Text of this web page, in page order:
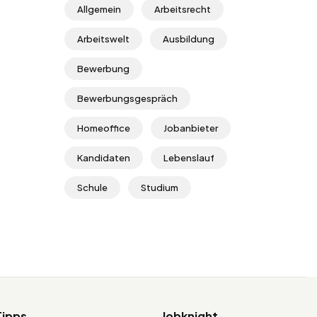
Allgemein Arbeitsrecht
Arbeitswelt Ausbildung
Bewerbung
Bewerbungsgespräch
Homeoffice Jobanbieter
Kandidaten Lebenslauf
Schule Studium